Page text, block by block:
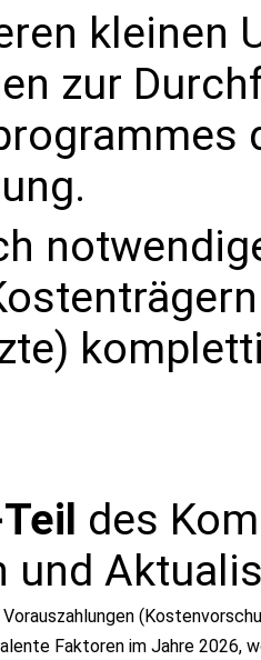
kleinen
zur
)
des
und
Faktoren im Jahre